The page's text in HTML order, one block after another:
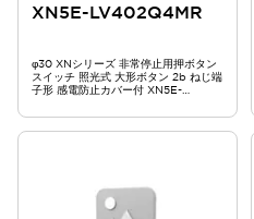
XN5E-LV402Q4MR
φ30 XNシリーズ 非常停止用押ボタン
スイッチ 照光式 大形ボタン 2b ねじ端
子形 感電防止カバー付 XN5E-